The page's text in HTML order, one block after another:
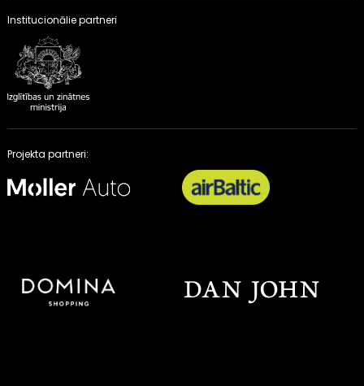
Institucionālie partneri
Projekta partneri: